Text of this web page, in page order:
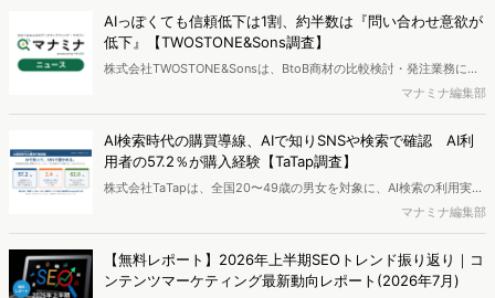
エンジン「Dockpit（ドックピット）」の新機能として、AIが市場分
析から仮説構築、レポート作成までを自律的にサポートする
「Dockpit AIエージェント」の提供を開始いたしました。
AIっぽくても信頼低下は1割、約半数は『問い合わせ意欲が
低下』【TWOSTONE&Sons調査】
株式会社TWOSTONE&Sonsは、BtoB商材の比較検討・発注業務に携
わる担当者を対象に、コンテンツのAIっぽさに関する意識調査を実施
し、結果を公開しました。
マナミナ編集部
AI検索時代の購買導線、AIで知りSNSや検索で確認 AI利
用者の57.2％が購入経験【TaTap調査】
株式会社TaTapは、全国20〜49歳の男女を対象に、AI検索の利用実態
と、AIで知った商品をどこで確かめているかを調査し、結果を公開し
ました。
マナミナ編集部
【無料レポート】2026年上半期SEOトレンド振り返り｜コ
ンテンツマーケティング最新動向レポート(2026年7月)